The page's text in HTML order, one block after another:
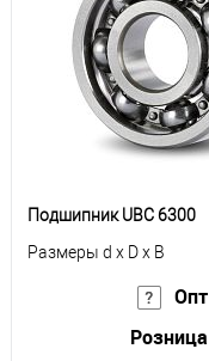
Подшипник UBC 6300
Размеры d x D x B